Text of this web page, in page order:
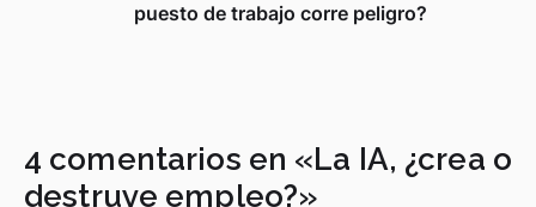
puesto de trabajo corre peligro?
4 comentarios en «La IA, ¿crea o
destruye empleo?»